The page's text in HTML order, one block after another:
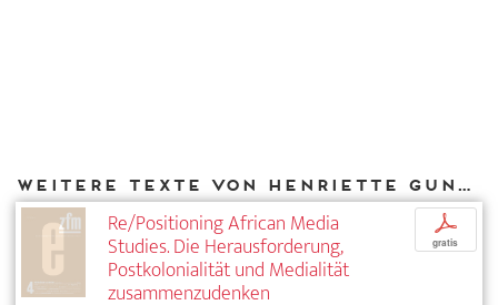
Weitere Texte von Henriette Gunkel bei DIAPHANES
Re/Positioning African Media
Studies. Die Herausforderung,
Postkolonialität und Medialität
zusammenzudenken
p
gratis